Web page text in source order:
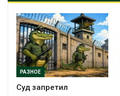
РАЗНОЕ
Суд запретил